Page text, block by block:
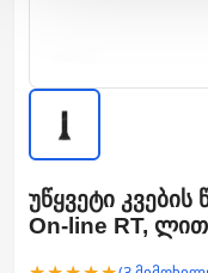
უწყვეტი
On-line RT,